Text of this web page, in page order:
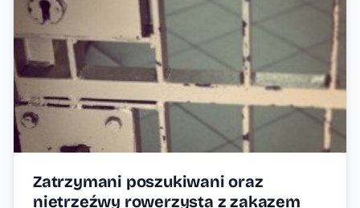
Zatrzymani poszukiwani oraz
nietrzeźwy rowerzysta z zakazem